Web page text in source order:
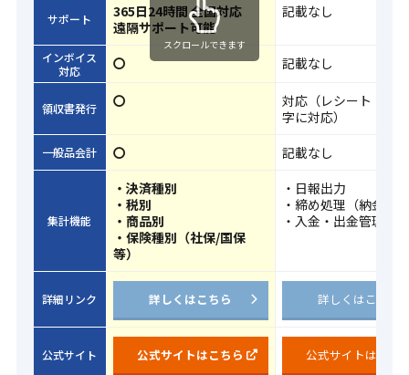
サポート
365日24時間 全国対応
遠隔サポート可能
記載なし
インボイス
対応
〇 記載なし
領収書発行 〇
対応（レシート・領
字に対応）
一般品会計 〇 記載なし
集計機能
・決済種別
・税別
・商品別
・保険種別（社保/国保
等）
・日報出力
・締め処理（納金）
・入金・出金管理
詳細リンク 詳しくはこちら 詳しくはこちら
公式サイト 公式サイトはこちら 公式サイトはこち
スクロールできます